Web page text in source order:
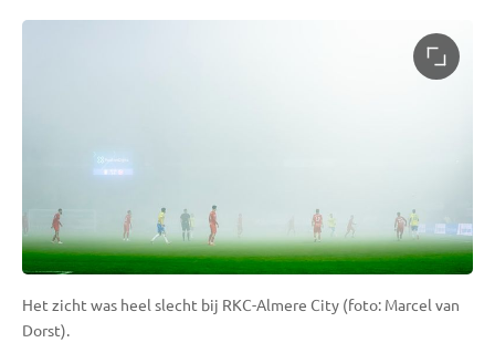
Het zicht was heel slecht bij RKC-Almere City (foto: Marcel van
Dorst).